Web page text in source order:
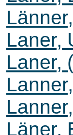
Laner,
Laner,
Läner,